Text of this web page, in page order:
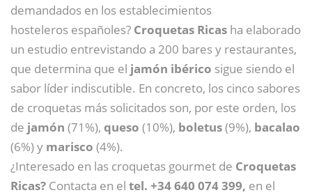
demandados en los establecimientos
hosteleros españoles? Croquetas Ricas ha elaborado
un estudio entrevistando a 200 bares y restaurantes,
que determina que el jamón ibérico sigue siendo el
sabor líder indiscutible. En concreto, los cinco sabores
de croquetas más solicitados son, por este orden, los
de jamón (71%), queso (10%), boletus(9%), bacalao
(6%) y marisco (4%).
¿Interesado en las croquetas gourmet de Croquetas
Ricas? Contacta en el tel. +34 640 074 399, en el